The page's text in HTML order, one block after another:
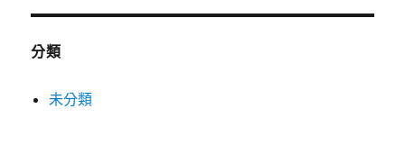
分類
未分類